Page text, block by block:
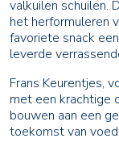
valkuilen schuilen.
het herformuleren
favoriete snack
leverde
Frans Keurentjes,
met een krachtige
bouwen aan een
toekomst van